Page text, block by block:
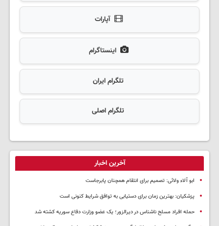
آپارات
اینستاگرام
تلگرام ایران
تلگرام اصلی
آخرین اخبار
ابو آلاء ولائی: تصمیم برای انتقام همچنان پابرجاست
پزشکیان‌: بهترین زمان برای دستیابی به توافق شرایط کنونی است
حمله افراد مسلح ناشناس در دیرالزور؛ یک عضو وزارت دفاع سوریه کشته شد